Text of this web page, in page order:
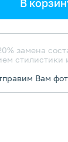
В
замена
стилистики
Вам